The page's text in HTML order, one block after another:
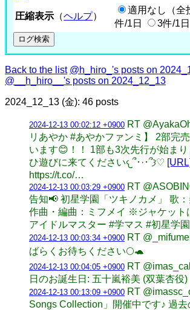
圧縮表示 （ヘルプ）
適用なし（全
件/1日
3件/1日
Back to the list @h_hiro_'s posts on
@__h_hiro__'s posts on 2024_12_13
2024_12_13 (金): 46 posts
2024-12-13 00:02:12 +0900 RT
リあやか #あやかファンミ】 2部完
います😊！！ 1部も3次先行が始ま
ひ遊びに来てください𐔌՞･·･՞𐦯♡ [URL]
https://t.co/…
2024-12-13 00:03:29 +0900 RT
告知📢 初星学園「ツキノカメ」 歌：
作曲・編曲：ミフメイ ※ジャケット
アイドルマスター #学マス #初星学
2024-12-13 00:03:34 +0900 RT
ばらくお待ちください🌕🐢
2024-12-13 00:04:05 +0900 RT
日のお誕生日: 五十嵐裕美 (双葉杏役)
2024-12-13 00:13:09 +0900 RT
Songs Collection」開催中です♪ 過